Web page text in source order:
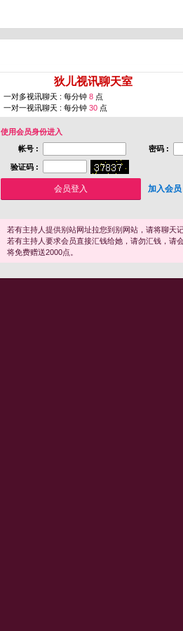
狄儿视讯聊天室
一对多视讯聊天 : 每分钟 8 点
一对一视讯聊天 : 每分钟 30 点
使用会员身份进入
帐号 :
密码 :
验证码 :
加入会员
若有主持人提供别站网址拉您到别网站，请将聊天
若有主持人要求会员直接汇钱给她，请勿汇钱，请
将免费赠送2000点。